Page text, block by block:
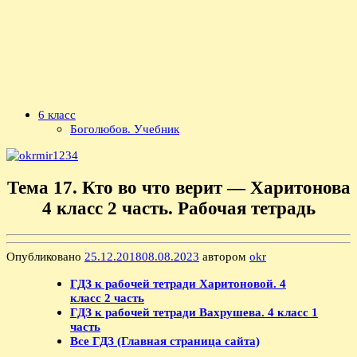
6 класс
Боголюбов. Учебник
Тема 17. Кто во что верит — Харитонова
4 класс 2 часть. Рабочая тетрадь
Опубликовано 25.12.201808.08.2023 автором okr
ГДЗ к рабочей тетради Харитоновой. 4
класс 2 часть
ГДЗ к рабочей тетради Вахрушева. 4 класс 1
часть
Все ГДЗ (Главная страница сайта)